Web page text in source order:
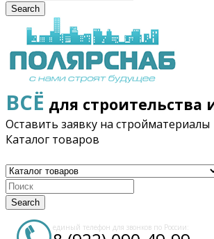
Search
ВСЁ для строительства
Оставить заявку на стройматериалы
Каталог товаров
Search
единый телефон для звонков по России: